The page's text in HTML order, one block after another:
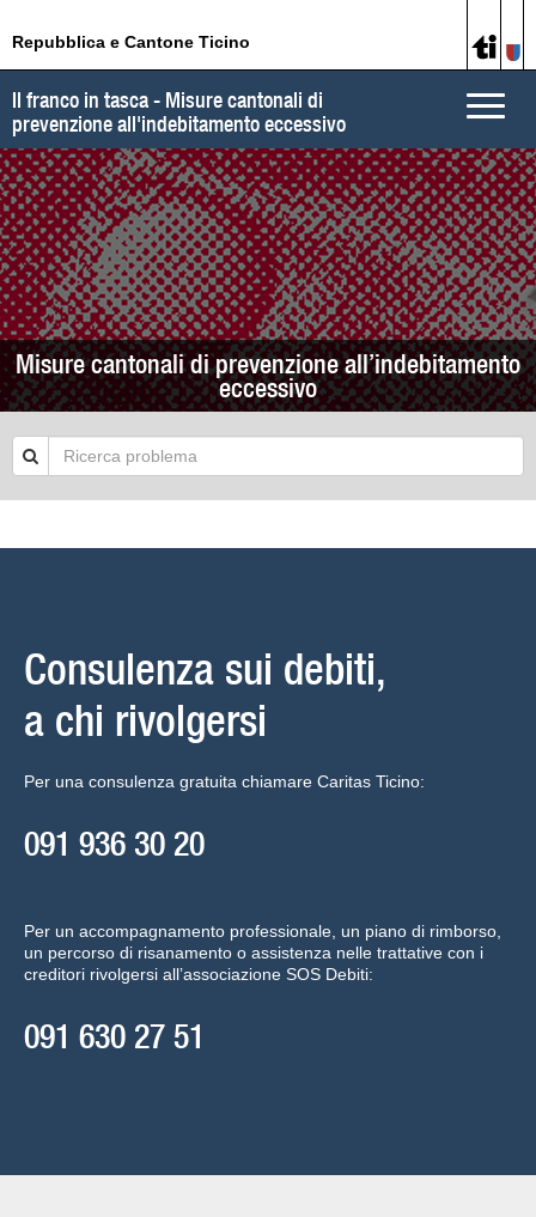
Repubblica e Cantone Ticino
Toggle
Il franco in tasca - Misure cantonali di
prevenzione all'indebitamento eccessivo
Misure cantonali di prevenzione all’indebitamento
eccessivo
Consulenza sui debiti,
a chi rivolgersi
Per una consulenza gratuita chiamare Caritas Ticino:
091 936 30 20
Per un accompagnamento professionale, un piano di rimborso,
un percorso di risanamento o assistenza nelle trattative con i
creditori rivolgersi all’associazione SOS Debiti:
091 630 27 51